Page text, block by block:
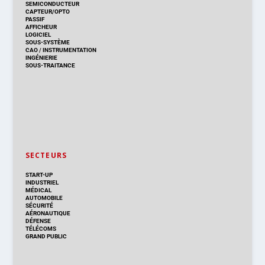
SEMICONDUCTEUR
CAPTEUR/OPTO
PASSIF
AFFICHEUR
LOGICIEL
SOUS-SYSTÈME
CAO/INSTRUMENTATION
INGÉNIERIE
SOUS-TRAITANCE
SECTEURS
START-UP
INDUSTRIEL
MÉDICAL
AUTOMOBILE
SÉCURITÉ
AÉRONAUTIQUE
DÉFENSE
TÉLÉCOMS
GRAND PUBLIC